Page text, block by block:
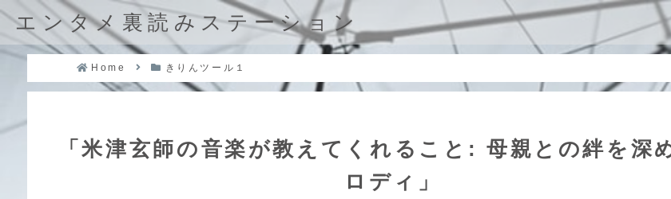
エンタメ裏読みステーション
Home きりんツール１
「米津玄師の音楽が教えてくれること: 母親との絆を深
ロディ」